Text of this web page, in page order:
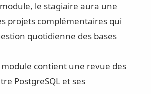
module, le stagiaire aura une
projets complémentaires qui
quotidienne des bases
module contient une revue des
PostgreSQL et ses